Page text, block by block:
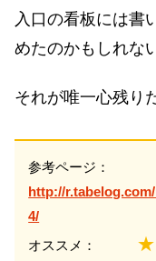
入口の看板には書
めたのかもしれな
それが唯一心残り
参考ページ：
http://r.tabelog.com/
4/
オススメ： ★